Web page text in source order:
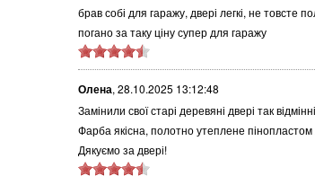
брав собі для гаражу, двері легкі, не товсте
погано за таку ціну супер для гаражу
Олена, 28.10.2025 13:12:48
Замінили свої старі деревяні двері так
Фарба якісна, полотно утеплене пінопластом
Дякуємо за двері!